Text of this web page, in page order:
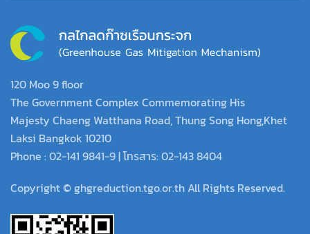
120 Moo 9 floor
The Government Complex Commemorating His
Majesty Chaeng Watthana Road, Thung Song Hong,Khet
Laksi Bangkok 10210
Phone : 02-141 9841-9 | โทรสาร: 02-143 8404
Copyright © ghgreduction.tgo.or.th All Rights Reserved.